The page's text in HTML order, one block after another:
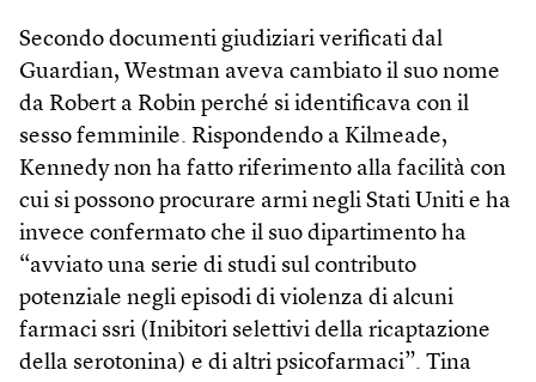
Secondo documenti giudiziari verificati dal
Guardian, Westman aveva cambiato il suo nome
da Robert a Robin perché si identificava con il
sesso femminile. Rispondendo a Kilmeade,
Kennedy non ha fatto riferimento alla facilità con
cui si possono procurare armi negli Stati Uniti e ha
invece confermato che il suo dipartimento ha
“avviato una serie di studi sul contributo
potenziale negli episodi di violenza di alcuni
farmaci ssri (Inibitori selettivi della ricaptazione
della serotonina) e di altri psicofarmaci”. Tina